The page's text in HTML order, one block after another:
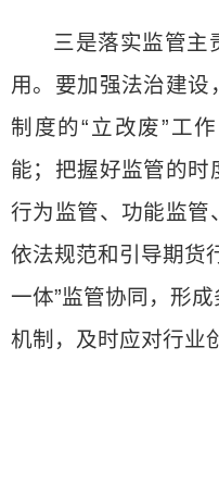
三是落实监管主
用。要加强法治建
制度的“立改废”工
能；把握好监管的时
行为监管、功能监管
依法规范和引导期货
一体”监管协同，形
机制，及时应对行业